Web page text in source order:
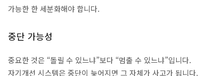
가능한 한 세분화해야 합니다.
중단 가능성
중요한 것은 “돌릴 수 있느냐”보다 “멈출 수 있느냐”입니다.
자기개선 시스템은 중단이 늦어지면 그 자체가 사고가 됩니다.